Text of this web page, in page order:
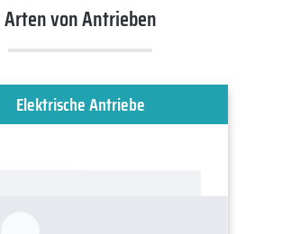
Arten von Antrieben
Elektrische Antriebe